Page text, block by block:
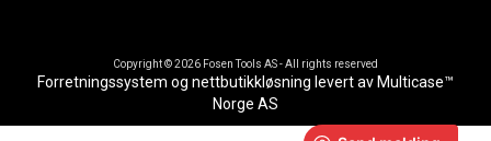
Copyright © 2026 Fosen Tools AS - All rights reserved
Forretningssystem og nettbutikkløsning levert av Multicase™
Norge AS